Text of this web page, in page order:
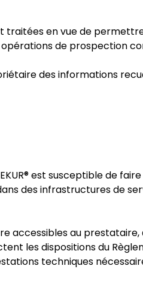
traitées en vue de
opérations de prospection
des informations
est susceptible de
des infrastructures de
accessibles au prestataire,
les dispositions du
techniques